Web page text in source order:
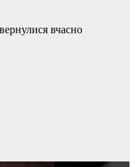
вчасно